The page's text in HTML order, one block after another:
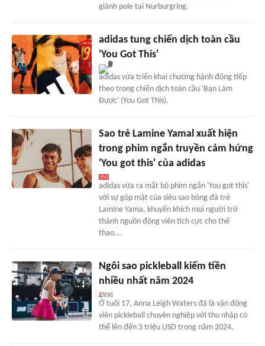
giành pole tại Nurburgring.
adidas tung chiến dịch toàn cầu
'You Got This'
adidas vừa triển khai chương hành động tiếp
theo trong chiến dịch toàn cầu 'Bạn Làm
Được' (You Got This).
Sao trẻ Lamine Yamal xuất hiện
trong phim ngắn truyền cảm hứng
'You got this' của adidas
adidas vừa ra mắt bộ phim ngắn 'You got this'
với sự góp mặt của siêu sao bóng đá trẻ
Lamine Yama, khuyến khích mọi người trở
thành nguồn động viên tích cực cho thể
thao...
Ngôi sao pickleball kiếm tiền
nhiều nhất năm 2024
Ở tuổi 17, Anna Leigh Waters đã là vận động
viên pickleball chuyên nghiệp với thu nhập có
thể lên đến 3 triệu USD trong năm 2024.